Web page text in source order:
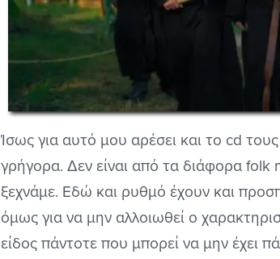
Ίσως για αυτό μου αρέσει και το cd
γρήγορα. Δεν είναι από τα διάφορα
ξεχνάμε. Εδώ και ρυθμό έχουν και
όμως για να μην αλλοιωθεί ο
είδος πάντοτε που μπορεί να μην έχει